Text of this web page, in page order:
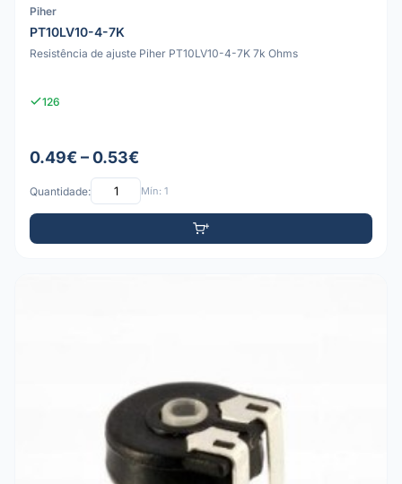
Piher
PT10LV10-4-7K
Resistência de ajuste Piher PT10LV10-4-7K 7k Ohms
126
0.49€ – 0.53€
Quantidade: Mín: 1